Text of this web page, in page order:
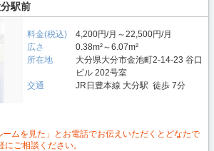
駅前
料金(税込)
4,200円/月～22,500円/月
広さ
0.38m²～6.07m²
所在地
大分県大分市金池町2-14-23 谷口
ビル 202号室
交通
JR日豊本線 大分駅 徒歩 7分
ームを見た」とお電話でお伝えいただくとどなたで
ご相談ください。